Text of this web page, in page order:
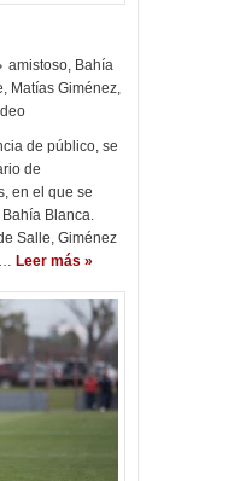
amistoso, Bahía
, Matías Giménez,
de público, se
de
en el que se
Blanca.
Salle, Giménez
Leer más »